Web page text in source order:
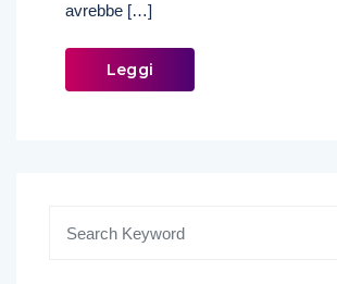
avrebbe […]
Leggi